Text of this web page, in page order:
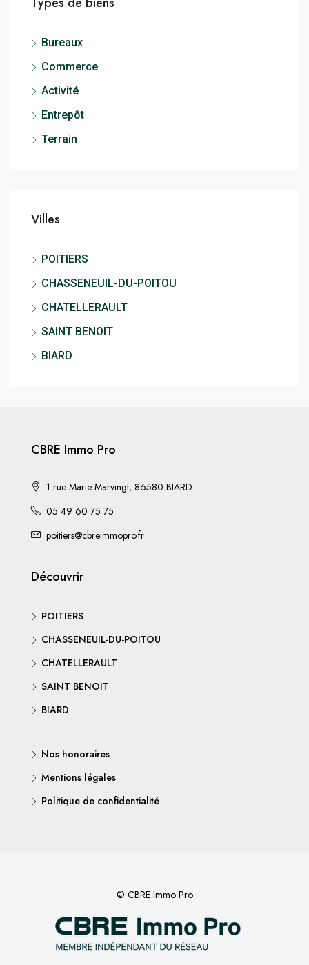
Bureaux
Commerce
Activité
Entrepôt
Terrain
Villes
POITIERS
CHASSENEUIL-DU-POITOU
CHATELLERAULT
SAINT BENOIT
BIARD
CBRE Immo Pro
1 rue Marie Marvingt, 86580 BIARD
05 49 60 75 75
poitiers@cbreimmopro.fr
Découvrir
POITIERS
CHASSENEUIL-DU-POITOU
CHATELLERAULT
SAINT BENOIT
BIARD
Nos honoraires
Mentions légales
Politique de confidentialité
© CBRE Immo Pro